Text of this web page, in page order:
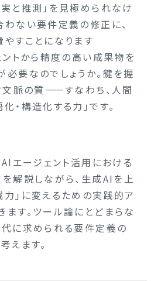
と推測」を見極められなけ
わない要件定義の修正に、
すことになります
トから精度の高い成果物を
必要なのでしょうか。鍵を握
文脈の質——すなわち、人間
・構造化する力」です。
エージェント活用における
を解説しながら、生成AIを上
力」に変えるための実践的ア
ます。ツール論にとどまらな
代に求められる要件定義の
えます。